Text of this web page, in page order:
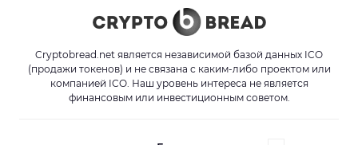
Cryptobread.net является независимой базой данных ICO
(продажи токенов) и не связана с каким-либо проектом или
компанией ICO. Наш уровень интереса не является
финансовым или инвестиционным советом.